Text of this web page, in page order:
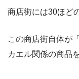
商店街には30ほど
この商店街自体が
カエル関係の商品